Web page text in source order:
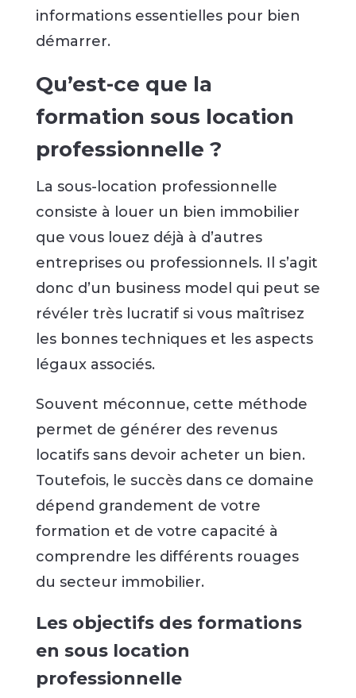
informations essentielles pour bien
démarrer.
Qu’est-ce que la
formation sous location
professionnelle ?
La sous-location professionnelle
consiste à louer un bien immobilier
que vous louez déjà à d’autres
entreprises ou professionnels. Il s’agit
donc d’un business model qui peut se
révéler très lucratif si vous maîtrisez
les bonnes techniques et les aspects
légaux associés.
Souvent méconnue, cette méthode
permet de générer des revenus
locatifs sans devoir acheter un bien.
Toutefois, le succès dans ce domaine
dépend grandement de votre
formation et de votre capacité à
comprendre les différents rouages
du secteur immobilier.
Les objectifs des formations
en sous location
professionnelle